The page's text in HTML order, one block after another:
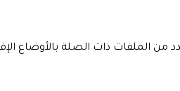
من الملفات ذات الصلة بالأوضاع